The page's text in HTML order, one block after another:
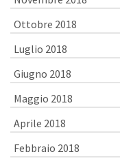
Ottobre 2018
Luglio 2018
Giugno 2018
Maggio 2018
Aprile 2018
Febbraio 2018